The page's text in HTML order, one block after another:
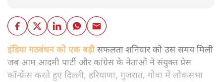
इंडिया गठबंधन को एक बड़ीसफलता शनिवार को उस समय मिली
जब आम आदमी पार्टी और कांग्रेस के नेताओं ने संयुक्त प्रेस
कॉन्फ्रेंस करते हुए दिल्ली, हरियाणा, गुजरात, गोवा में लोकसभा